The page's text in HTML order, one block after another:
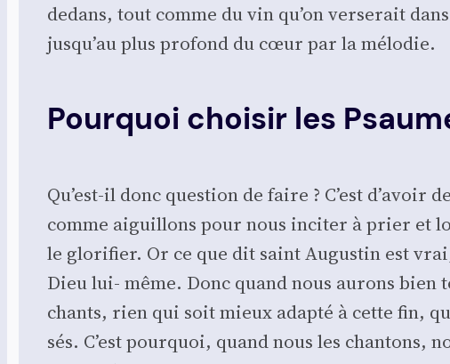
dedans, tout comme du vin qu’on ver­se­rait
jusqu’au plus pro­fond du cœur par la mélo­die.
Pourquoi choisir les
Qu’est-il donc ques­tion de faire ? C’est
comme aiguillons pour nous inci­ter à prier et
le glo­ri­fier. Or ce que dit saint Augus­tin est
Dieu lui- même. Donc quand nous aurons
chants, rien qui soit mieux adap­té à cette fin,
sés. C’est pour­quoi, quand nous les chan­tons,